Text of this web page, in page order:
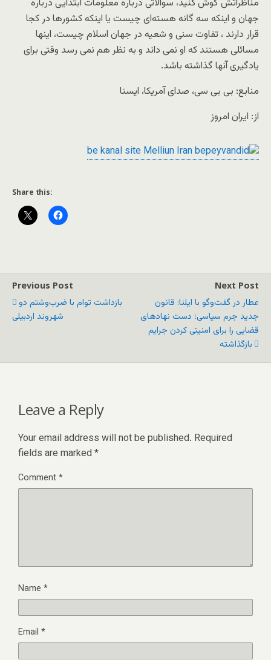
مناظراتش گوش کنید، سوالاتی درباره معلومات ابتدایی درباره
جهان و اینکه سه گانه هسته‌ای چیست یا اینکه کشورها در کجا
قرار دارند ، تفاوت سنی و شعیه در جهان اسلام چیست، اینها
مسائلی هستند که او نمی داند و به نظر هم نمی رسد وقتی برای
یادگیری آنها گذاشته باشد.
منابع: بی بی سی، صدای آمریکا، ایسنا
از: ایران امروز
Share this:
Previous Post
بازداشت توام با ضرب‌و‌شتم دو
شهروند اردبیلی
Next Post
عطار در گفت‌وگو با ایلنا: قانون
جدید جرم سیاسی؛ دست نهادهای
قضایی را برای امنیتی کردن جرایم
بازگذاشته
Leave a Reply
Your email address will not be published. Required
fields are marked *
Comment*
Name *
Email *